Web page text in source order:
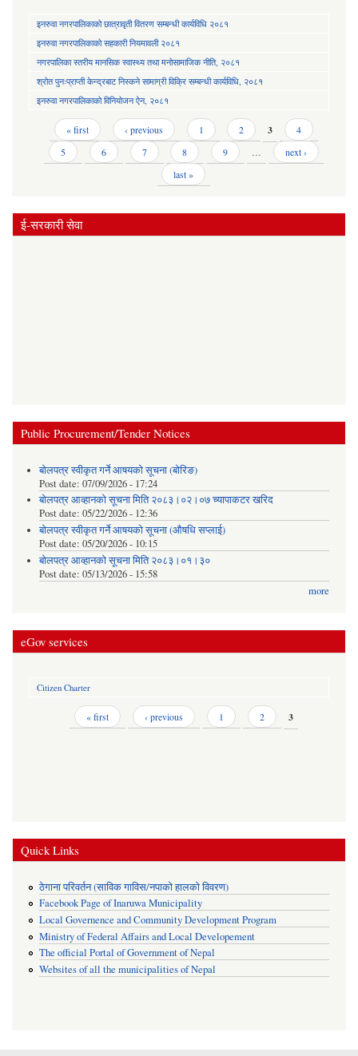
इनरुवा नगरपालिकाको छात्रावृती वितरण सम्बन्धी कार्यविधि २०८१
इनरुवा नगरपालिकाको सहकारी नियमावली २०८१
नगरपालिका स्तरीय मानसिक स्वास्थ्य तथा मनोसामाजिक नीति, २०८१
श्रोत पुनःप्राप्ती केन्द्रबाट निस्कने सामाग्री विक्रि सम्बन्धी कार्यविधि, २०८१
इनरुवा नगरपालिकाको विनियोजन ऐन, २०८१
Pages « first ‹ previous 1 2 3
4
5
6 7 8 9 …
next ›
last »
ई-सरकारी सेवा
Public Procurement/Tender Notices
बोलपत्र स्वीकृत गर्ने आषयको सूचना (बोरिङ)
Post date: 07/09/2026 - 17:24
बोलपत्र आव्हानको सूचना मिति २०८३।०२।०७ च्यापाकटर खरिद
Post date: 05/22/2026 - 12:36
बोलपत्र स्वीकृत गर्ने आषयको सूचना (औषधि सप्लाई)
Post date: 05/20/2026 - 10:15
बोलपत्र आव्हानको सूचना मिति २०८३।०१।३०
Post date: 05/13/2026 - 15:58
more
eGov services
Citizen Charter
« first ‹ previous 1 2 3
Quick Links
ठेगाना परिवर्तन (साविक गाविस/नपाको हालको विवरण)
Facebook Page of Inaruwa Municipality
Local Governence and Community Development Program
Ministry of Federal Affairs and Local Developement
The official Portal of Government of Nepal
Websites of all the municipalities of Nepal